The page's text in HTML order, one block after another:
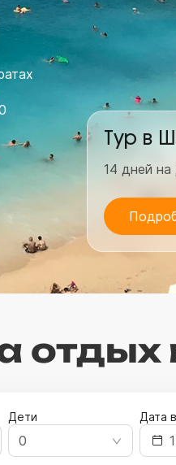
Тур в
14 дней
Дети
0
Дата